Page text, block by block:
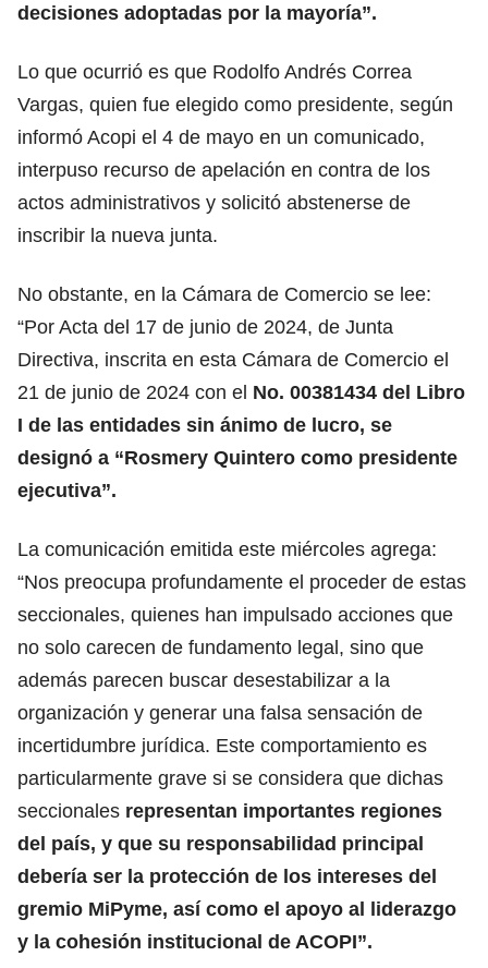
decisiones adoptadas por la mayoría”.
Lo que ocurrió es que Rodolfo Andrés Correa
Vargas, quien fue elegido como presidente, según
informó Acopi el 4 de mayo en un comunicado,
interpuso recurso de apelación en contra de los
actos administrativos y solicitó abstenerse de
inscribir la nueva junta.
No obstante, en la Cámara de Comercio se lee:
“Por Acta del 17 de junio de 2024, de Junta
Directiva, inscrita en esta Cámara de Comercio el
21 de junio de 2024 con el No. 00381434 del Libro
I de las entidades sin ánimo de lucro, se
designó a “Rosmery Quintero como presidente
ejecutiva”.
La comunicación emitida este miércoles agrega:
“Nos preocupa profundamente el proceder de estas
seccionales, quienes han impulsado acciones que
no solo carecen de fundamento legal, sino que
además parecen buscar desestabilizar a la
organización y generar una falsa sensación de
incertidumbre jurídica. Este comportamiento es
particularmente grave si se considera que dichas
seccionales representan importantes regiones
del país, y que su responsabilidad principal
debería ser la protección de los intereses del
gremio MiPyme, así como el apoyo al liderazgo
y la cohesión institucional de ACOPI”.